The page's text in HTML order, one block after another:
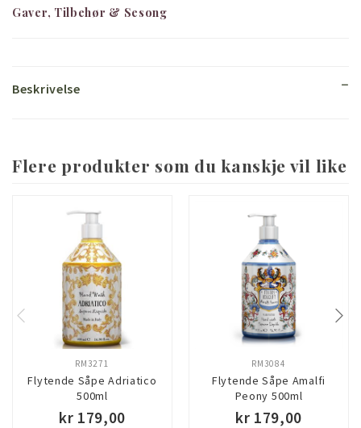
Gaver, Tilbehør & Sesong
Beskrivelse
Flere produkter som du kanskje vil like
Flytende Såpe Adriatico
500ml
RM3271
kr 179,00
Flytende Såpe Amalfi
Peony 500ml
RM3084
kr 179,00